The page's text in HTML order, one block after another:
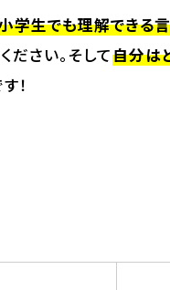
学生でも理解できる
ださい。そして自分は
！